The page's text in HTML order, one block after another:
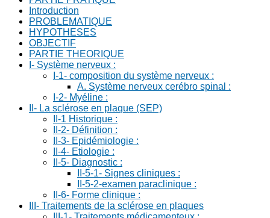
Introduction
PROBLEMATIQUE
HYPOTHESES
OBJECTIF
PARTIE THEORIQUE
I- Système nerveux :
I-1- composition du système nerveux :
A. Système nerveux cerébro spinal :
I-2- Myéline :
II- La sclérose en plaque (SEP)
II-1 Historique :
II-2- Définition :
II-3- Epidémiologie :
II-4- Etiologie :
II-5- Diagnostic :
II-5-1- Signes cliniques :
II-5-2-examen paraclinique :
II-6- Forme clinique :
III- Traitements de la sclérose en plaques